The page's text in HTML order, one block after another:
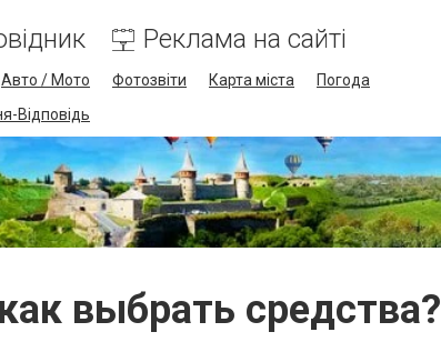
Реклама на сайті
Авто / Мото Фотозвіти Карта міста
Погода
Відповідь
выбрать средства?